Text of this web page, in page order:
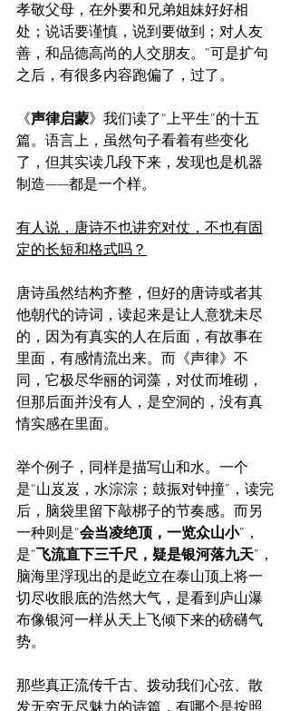
孝敬父母，在外要和兄弟姐妹好好相
处；说话要谨慎，说到要做到；对人友
善，和品德高尚的人交朋友。”可是扩句
之后，有很多内容跑偏了，过了。
《声律启蒙》我们读了“上平生”的十五
篇。语言上，虽然句子看着有些变化
了，但其实读几段下来，发现也是机器
制造——都是一个样。
有人说，唐诗不也讲究对仗，不也有固
定的长短和格式吗？
唐诗虽然结构齐整，但好的唐诗或者其
他朝代的诗词，读起来是让人意犹未尽
的，因为有真实的人在后面，有故事在
里面，有感情流出来。而《声律》不
同，它极尽华丽的词藻，对仗而堆砌，
但那后面并没有人，是空洞的，没有真
情实感在里面。
举个例子，同样是描写山和水。一个
是“山岌岌，水淙淙；鼓振对钟撞”，读完
后，脑袋里留下敲梆子的节奏感。而另
一种则是“会当凌绝顶，一览众山小”，
是“飞流直下三千尺，疑是银河落九天”，
脑海里浮现出的是屹立在泰山顶上将一
切尽收眼底的浩然大气，是看到庐山瀑
布像银河一样从天上飞倾下来的磅礴气
势。
那些真正流传千古、拨动我们心弦、散